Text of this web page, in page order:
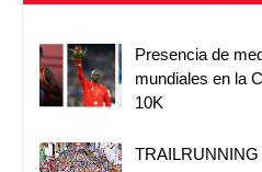
Presencia de
mundiales en la
10K
TRAILRUNNING